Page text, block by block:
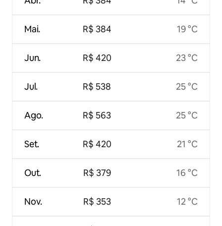
Mai.
Jun.
Jul.
Ago.
Set.
Out.
Nov.
R$ 384
R$ 420
R$ 538
R$ 563
R$ 420
R$ 379
R$ 353
19 °C
23 °C
25 °C
25 °C
21 °C
16 °C
12 °C